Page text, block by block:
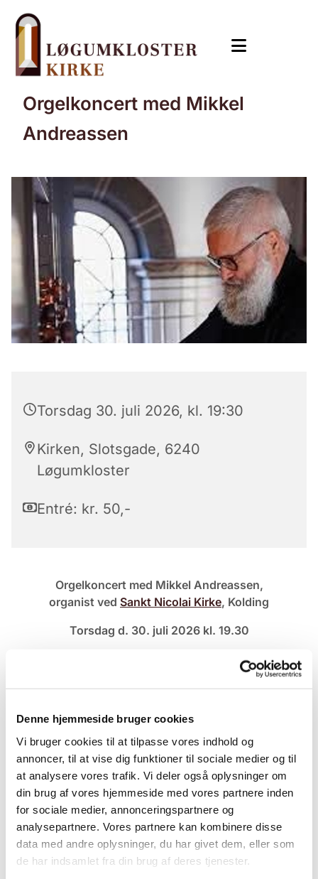
Denne hjemmeside bruger cookies
Vi bruger cookies til at tilpasse vores indhold og
annoncer, til at vise dig funktioner til sociale medier og til
at analysere vores trafik. Vi deler også oplysninger om
din brug af vores hjemmeside med vores partnere inden
for sociale medier, annonceringspartnere og
analysepartnere. Vores partnere kan kombinere disse
data med andre oplysninger, du har givet dem, eller som
de har indsamlet fra din brug af deres tjenester.
Orgelkoncert med Mikkel
Andreassen
Torsdag 30. juli 2026, kl. 19:30
Kirken, Slotsgade, 6240
Løgumkloster
Entré: kr. 50,-
Orgelkoncert med Mikkel Andreassen,
organist ved Sankt Nicolai Kirke, Kolding
Torsdag d. 30. juli 2026 kl. 19.30
Syddansk
(Tidl. Vestjysk
Musikkonservatorium). Under studietiden ansat
Kirkemusikalsk Diplomeksamen 1991. Derefter
ansættelser vedLøgumkloster
Kirke(organistassistent 1991-1993) ogHørsholm
Kirke(1993-2000). Fra 2000 til 2026 organist og
kantor vedVor Frelsers Kirkei Esbjerg. Tiltrådte
som organist og kantor vedSankt Nicolai Kirke
Kolding i marts 2026.
Programmet ved koncerten d. 30. 7. vil bestå af